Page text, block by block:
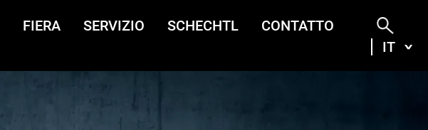
FIERA SERVIZIO SCHECHTL
CONTATTO
IT